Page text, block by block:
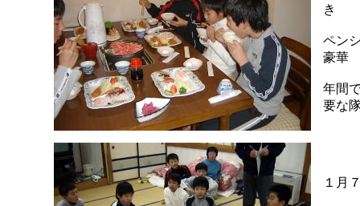
き
ペン
豪華
年間
要な
１月